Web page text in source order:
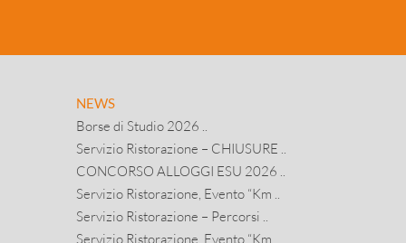
NEWS
Borse di Studio 2026 ..
Servizio Ristorazione – CHIUSURE ..
CONCORSO ALLOGGI ESU 2026 ..
Servizio Ristorazione, Evento “Km ..
Servizio Ristorazione – Percorsi ..
Servizio Ristorazione, Evento “Km ..